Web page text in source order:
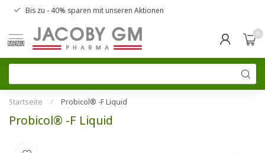
Bis zu - 40% sparen mit unseren Aktionen
MENU
0
Startseite / Probicol® -F Liquid
Probicol® -F Liquid